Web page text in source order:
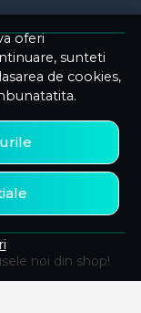
oferi
sunteti
de cookies,
noi din shop!